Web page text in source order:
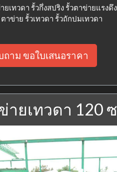
ยเทวดา รั้วกึ่งสปริง รั้วตาข่ายแรงดึ
ตาข่าย รั้วเทวดา รั้วถักปมเทวดา
ถาม ขอใบเสนอราคา
ายเทวดา 120